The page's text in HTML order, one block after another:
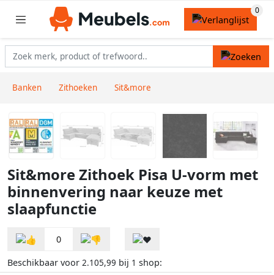
Banken Zithoeken Sit&more
Sit&more Zithoek Pisa U-vorm met
binnenvering naar keuze met
slaapfunctie
0
Beschikbaar voor 2.105,99 bij 1 shop: